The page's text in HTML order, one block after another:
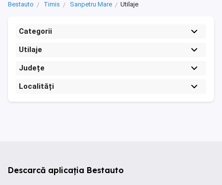
Bestauto Timis Sanpetru Mare Utilaje
Categorii
Utilaje
Județe
Localități
Descarcă aplicația Bestauto